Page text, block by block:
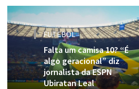
FUTEBOL
Falta um camisa 10? “É
algo geracional” diz
jornalista da ESPN
Ubiratan Leal